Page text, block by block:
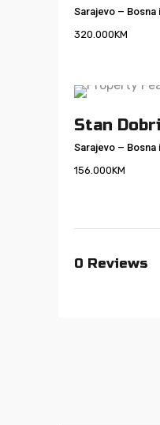
Sarajevo – Bosna
320.000KM
Stan
Sarajevo – Bosna
156.000KM
0 Reviews